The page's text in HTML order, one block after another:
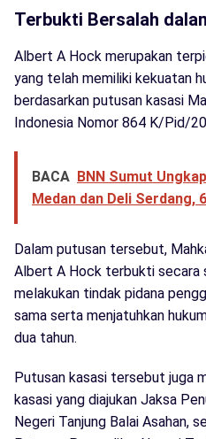
Terbukti Bersalah
Albert A Hock merupakan
yang telah memiliki kekuatan
berdasarkan putusan kasasi
Indonesia Nomor 864 K/Pid/
BACA BNN Sumut
Medan dan Deli Serdang,
Dalam putusan tersebut,
Albert A Hock terbukti secara
melakukan tindak pidana
sama serta menjatuhkan
dua tahun.
Putusan kasasi tersebut juga
kasasi yang diajukan Jaksa
Negeri Tanjung Balai Asahan,